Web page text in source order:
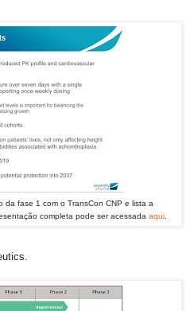
da fase 1 com o TransCon CNP e lista a
completa pode ser acessada aqui